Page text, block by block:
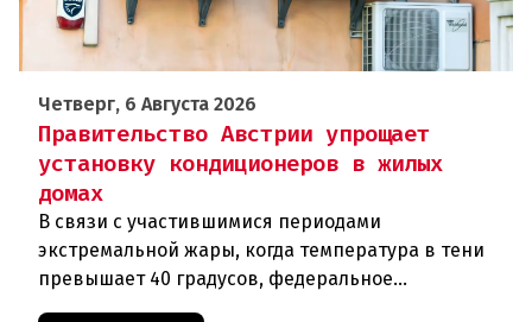
Четверг, 6 Августа 2026
Правительство Австрии упрощает
установку кондиционеров в жилых
домах
В связи с участившимися периодами
экстремальной жары, когда температура в тени
превышает 40 градусов, федеральное